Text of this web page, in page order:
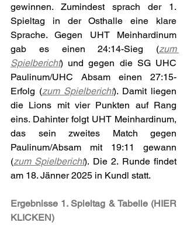
gewinnen. Zumindest sprach der 1.
Spieltag in der Osthalle eine klare
Sprache. Gegen UHT Meinhardinum
gab es einen 24:14-Sieg (zum
Spielbericht) und gegen die SG UHC
Paulinum/UHC Absam einen 27:15-
Erfolg (zum Spielbericht). Damit liegen
die Lions mit vier Punkten auf Rang
eins. Dahinter folgt UHT Meinhardinum,
das sein zweites Match gegen
Paulinum/Absam mit 19:11 gewann
(zum Spielbericht). Die 2. Runde findet
am 18. Jänner 2025 in Kundl statt.
Ergebnisse 1. Spieltag & Tabelle (HIER
KLICKEN)